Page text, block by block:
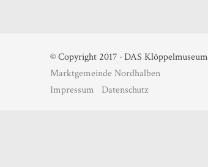
© Copyright 2017 · DAS Klöppelmuseum
Marktgemeinde Nordhalben
Impressum
Datenschutz